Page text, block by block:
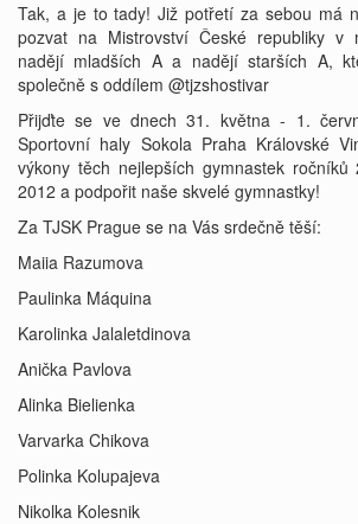
Tak, a je to tady! Již potřetí za sebou má
pozvat na Mistrovství České republiky v
nadějí mladších A a nadějí starších A,
společně s oddílem @tjzshostivar
Přijďte se ve dnech 31. května - 1.
Sportovní haly Sokola Praha Královské
výkony těch nejlepších gymnastek
2012 a podpořit naše skvelé gymnastky!
Za TJSK Prague se na Vás srdečně těší:
Maiia Razumova
Paulinka Máquina
Karolinka Jalaletdinova
Anička Pavlova
Alinka Bielienka
Varvarka Chikova
Polinka Kolupajeva
Nikolka Kolesnik